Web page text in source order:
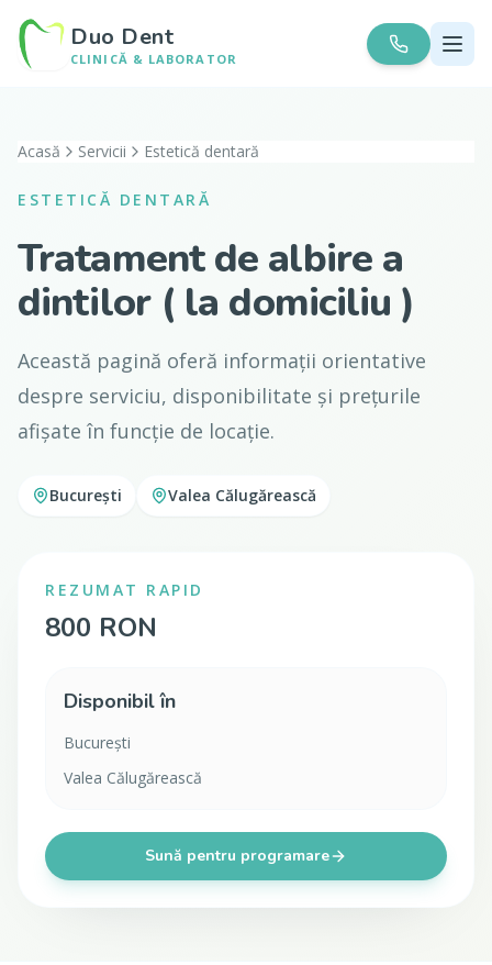
Duo Dent
CLINICĂ & LABORATOR
Acasă Servicii Estetică dentară
ESTETICĂ DENTARĂ
Tratament de albire a
dintilor ( la domiciliu )
Această pagină oferă informații orientative
despre serviciu, disponibilitate și prețurile
afișate în funcție de locație.
București Valea Călugărească
REZUMAT RAPID
800 RON
Disponibil în
București
Valea Călugărească
Sună pentru programare